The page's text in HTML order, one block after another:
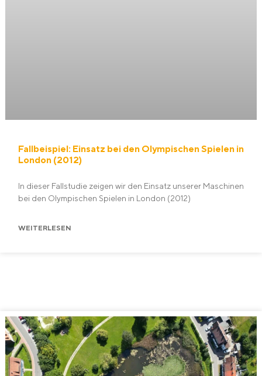
Fallbeispiel: Einsatz bei den Olympischen Spielen in
London (2012)
In dieser Fallstudie zeigen wir den Einsatz unserer Maschinen
bei den Olympischen Spielen in London (2012)
WEITERLESEN